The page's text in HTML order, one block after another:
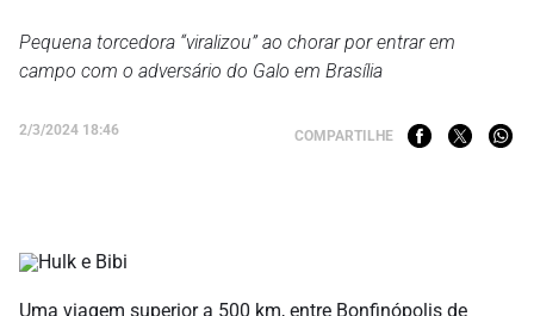
Pequena torcedora “viralizou” ao chorar por entrar em
campo com o adversário do Galo em Brasília
2/3/2024 18:46 COMPARTILHE
Uma viagem superior a 500 km, entre Bonfinópolis de